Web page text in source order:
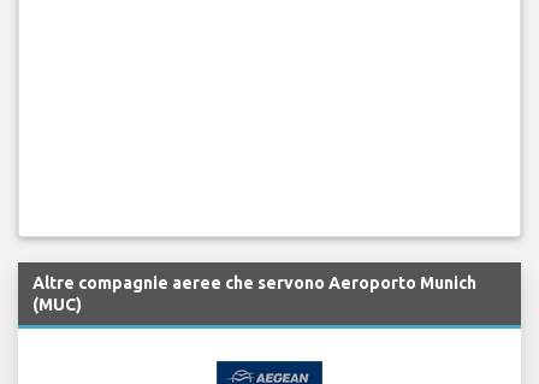
Altre compagnie aeree che servono Aeroporto Munich
(MUC)